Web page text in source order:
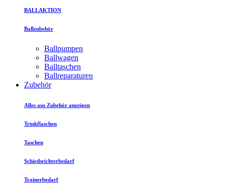
BALLAKTION
Ballzubehör
Ballpumpen
Ballwagen
Balltaschen
Ballreparaturen
Zubehör
Alles aus Zubehör anzeigen
Trinkflaschen
Taschen
Schiedsrichterbedarf
Trainerbedarf